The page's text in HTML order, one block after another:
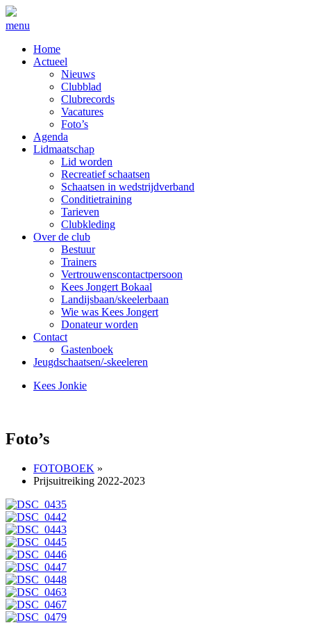
menu
Home
Actueel
Nieuws
Clubblad
Clubrecords
Vacatures
Foto’s
Agenda
Lidmaatschap
Lid worden
Recreatief schaatsen
Schaatsen in wedstrijdverband
Conditietraining
Tarieven
Clubkleding
Over de club
Bestuur
Trainers
Vertrouwenscontactpersoon
Kees Jongert Bokaal
Landijsbaan/skeelerbaan
Wie was Kees Jongert
Donateur worden
Contact
Gastenboek
Jeugdschaatsen/-skeeleren
Kees Jonkie
Foto’s
FOTOBOEK »
Prijsuitreiking 2022-2023